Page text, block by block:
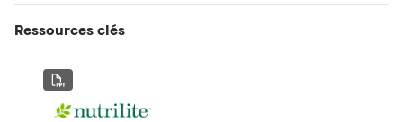
Ressources clés